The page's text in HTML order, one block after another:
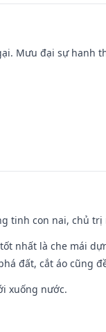
Mưu đại sự
tinh con nai, chủ
nhất là che mái
đất, cắt áo cũng
xuống nước.